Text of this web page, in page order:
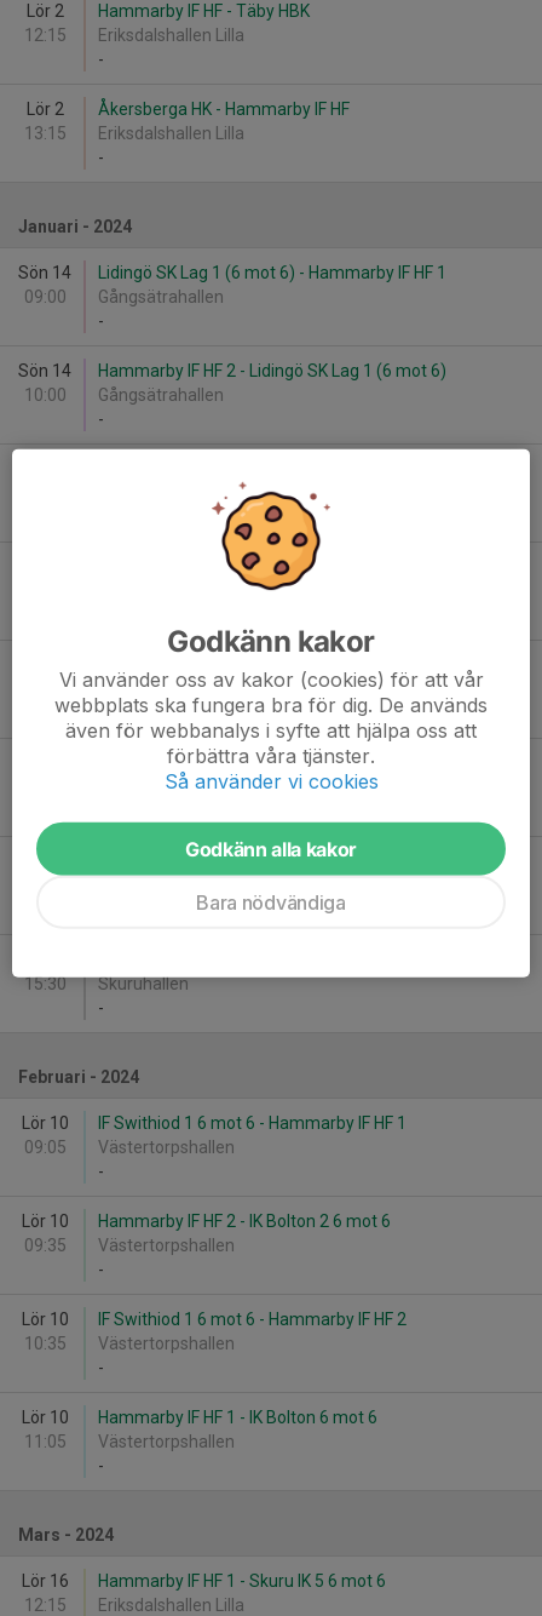
Lör 2
12:15
Hammarby IF HF - Täby HBK
Eriksdalshallen Lilla
-
Lör 2
13:15
Åkersberga HK - Hammarby IF HF
Eriksdalshallen Lilla
-
Januari - 2024
Sön 14
09:00
Lidingö SK Lag 1 (6 mot 6) - Hammarby IF HF 1
Gångsätrahallen
-
Sön 14
10:00
Hammarby IF HF 2 - Lidingö SK Lag 1 (6 mot 6)
Gångsätrahallen
-
Gångsätrahallen
Lidingö SK Lag 2 (6 mot 6) - Hammarby IF HF 2
13:30
Skuruhallen
-
Hammarby IF HF 2 - Skogås HK 6 mot 6
Skuruhallen
Lör 27
Skuru IK 3 6 mot 6 - Hammarby IF HF 2
15:30
Skuruhallen
-
Februari - 2024
Lör 10
09:05
IF Swithiod 1 6 mot 6 - Hammarby IF HF 1
Västertorpshallen
-
Lör 10
09:35
Hammarby IF HF 2 - IK Bolton 2 6 mot 6
Västertorpshallen
-
Lör 10
10:35
IF Swithiod 1 6 mot 6 - Hammarby IF HF 2
Västertorpshallen
-
Lör 10
11:05
Hammarby IF HF 1 - IK Bolton 6 mot 6
Västertorpshallen
-
Mars - 2024
Lör 16
12:15
Hammarby IF HF 1 - Skuru IK 5 6 mot 6
Eriksdalshallen Lilla
Godkänn kakor
Vi använder oss av kakor (cookies) för att vår
webbplats ska fungera bra för dig. De används
även för webbanalys i syfte att hjälpa oss att
förbättra våra tjänster.
Så använder vi cookies
Godkänn alla kakor
Bara nödvändiga